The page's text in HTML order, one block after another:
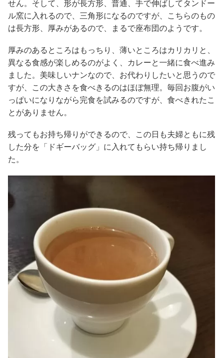
せん。そして、形が長方形、普通、手で伸ばしてタンドー
ル窯に入れるので、三角形になるのですが、こちらのもの
は長方形、厚みがあるので、まるで座布団のようです。
厚みのあるところはもっちり、薄いところはカリカリと、
異なる食感が楽しめるのがよく、カレーと一緒に食べ進み
ました。美味しいナンなので、お代わりしたいと思うので
すが、この大きさを食べきるのはほぼ無理。毎回お腹がい
っぱいになりながら完食を試みるのですが、食べきれたこ
とがありません。
残ってもお持ち帰りができるので、この日も夫婦ともに残
した分を「ドギーバッグ」に入れてもらい持ち帰りまし
た。